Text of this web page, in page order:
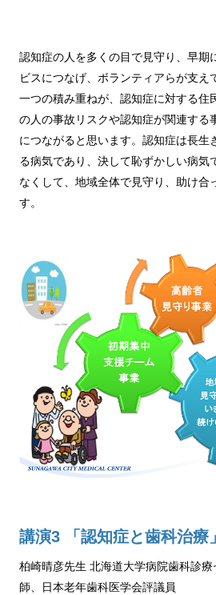
認知症の人を多くの目で見守り、早期
ビスにつなげ、ボランティアらが支え
一つの積み重ねが、認知症に対する住
の人の事故リスクや認知症が関連する
につながると思います。認知症は長生
る病気であり、決して恥ずかしい病気
なくして、地域全体で見守り、助け合
す。
講演3 「認知症と歯科治療」
柏崎晴彦先生 北海道大学病院歯科診
師、日本老年歯科医学会評議員